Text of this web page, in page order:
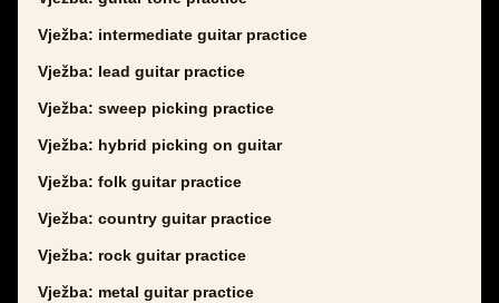
Vježba: intermediate guitar practice
Vježba: lead guitar practice
Vježba: sweep picking practice
Vježba: hybrid picking on guitar
Vježba: folk guitar practice
Vježba: country guitar practice
Vježba: rock guitar practice
Vježba: metal guitar practice